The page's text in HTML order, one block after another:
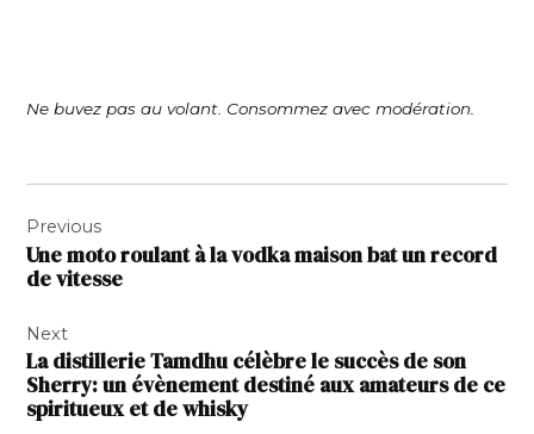
Ne buvez pas au volant. Consommez avec modération.
de
l’article
Previous
Une moto roulant à la vodka maison bat un record
de vitesse
Next
La distillerie Tamdhu célèbre le succès de son
Sherry: un évènement destiné aux amateurs de ce
spiritueux et de whisky